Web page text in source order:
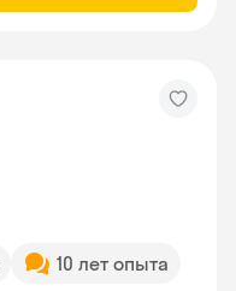
10 лет опыта